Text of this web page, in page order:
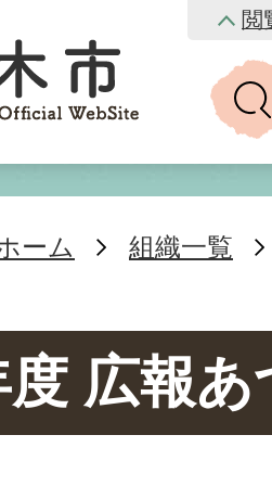
閲
ーム 組織一覧
広報